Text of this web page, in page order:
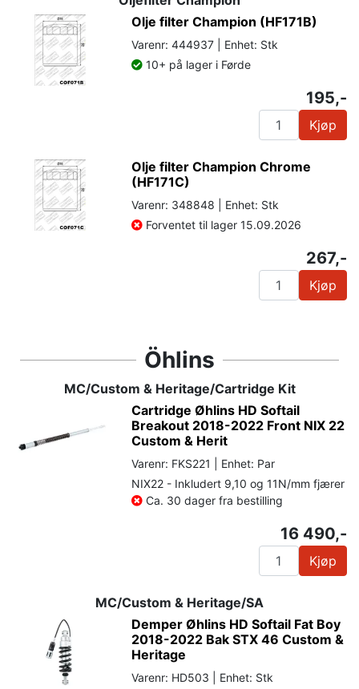
Olje filter Champion (HF171B)
Varenr: 444937 | Enhet: Stk
10+ på lager i Førde
195,-
Kjøp
Olje filter Champion Chrome
(HF171C)
Varenr: 348848 | Enhet: Stk
Forventet til lager 15.09.2026
267,-
Kjøp
Öhlins
MC/Custom & Heritage/Cartridge Kit
Cartridge Øhlins HD Softail
Breakout 2018-2022 Front NIX 22
Custom & Herit
Varenr: FKS221 | Enhet: Par
NIX22 - Inkludert 9,10 og 11N/mm fjærer
Ca. 30 dager fra bestilling
16 490,-
Kjøp
MC/Custom & Heritage/SA
Demper Øhlins HD Softail Fat Boy
2018-2022 Bak STX 46 Custom &
Heritage
Varenr: HD503 | Enhet: Stk